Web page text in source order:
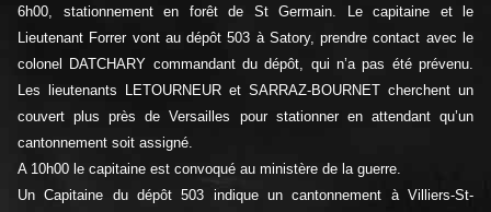
6h00, stationnement en forêt de St Germain. Le capitaine et le
Lieutenant Forrer vont au dépôt 503 à Satory, prendre contact avec le
colonel DATCHARY commandant du dépôt, qui n’a pas été prévenu.
Les lieutenants LETOURNEUR et SARRAZ-BOURNET cherchent un
couvert plus près de Versailles pour stationner en attendant qu’un
cantonnement soit assigné.
A 10h00 le capitaine est convoqué au ministère de la guerre.
Un Capitaine du dépôt 503 indique un cantonnement à Villiers-St-